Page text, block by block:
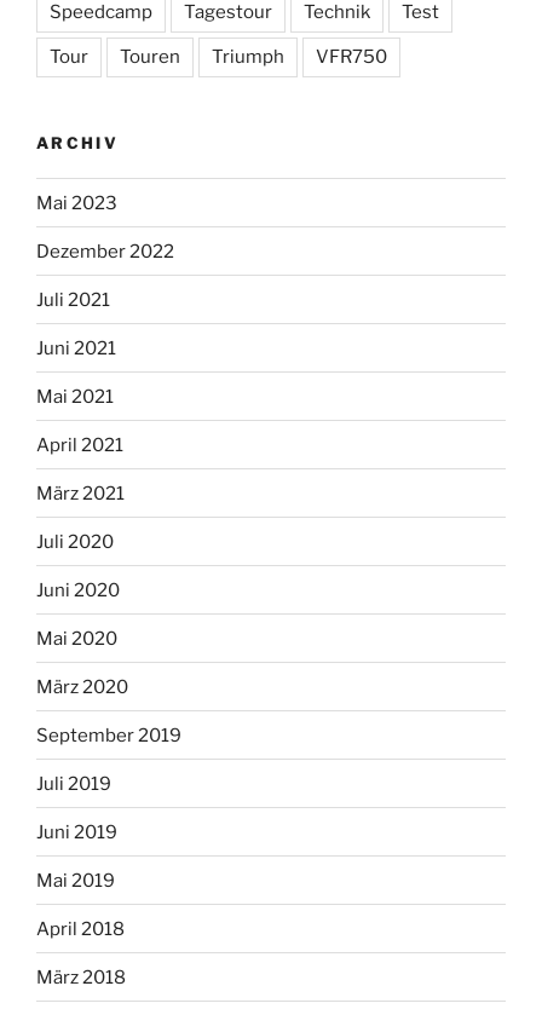
Speedcamp Tagestour Technik Test
Tour Touren Triumph VFR750
ARCHIV
Mai 2023
Dezember 2022
Juli 2021
Juni 2021
Mai 2021
April 2021
März 2021
Juli 2020
Juni 2020
Mai 2020
März 2020
September 2019
Juli 2019
Juni 2019
Mai 2019
April 2018
März 2018